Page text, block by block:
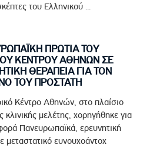
του Ελληνικού ...
ΠΡΩΤΙΑ ΤΟΥ
ΚΕΝΤΡΟΥ ΑΘΗΝΩΝ ΣΕ
ΘΕΡΑΠΕΙΑ ΓΙΑ ΤΟΝ
ΤΟΥ ΠΡΟΣΤΑΤΗ
Κέντρο Αθηνών, στο πλαίσιο
κλινικής μελέτης, χορηγήθηκε για
Πανευρωπαϊκά, ερευνητική
μεταστατικό ευνουχοάντοχ